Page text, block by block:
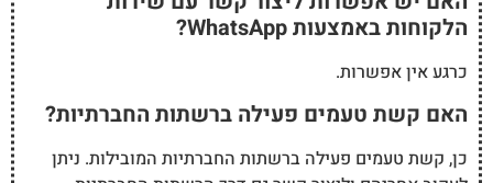
הלקוחות באמצעות WhatsApp?
כרגע אין אפשרות.
האם קשת טעמים פעילה ברשתות החברתיות?
כן, קשת טעמים פעילה ברשתות החברתיות המובילות. ניתן